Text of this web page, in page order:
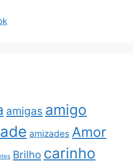
amigas amigo
amizades Amor
Brilho carinho